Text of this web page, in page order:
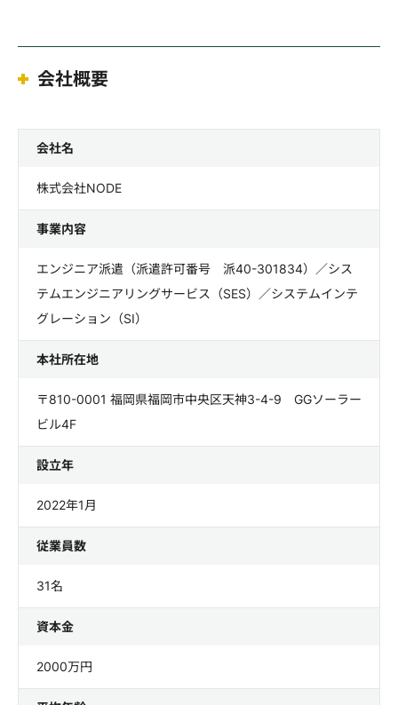
会社概要
会社名
株式会社NODE
事業内容
エンジニア派遣（派遣許可番号 派40-301834）／シス
テムエンジニアリングサービス（SES）／システムインテ
グレーション（SI）
本社所在地
〒810-0001 福岡県福岡市中央区天神3-4-9 GGソーラー
ビル4F
設立年
2022年1月
従業員数
31名
資本金
2000万円